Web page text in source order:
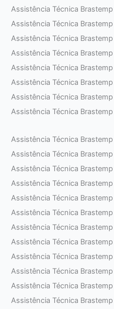
Assistência Técnica Brastemp
Assistência Técnica
Assistência Técnica
Assistência Técnica
Assistência Técnica
Assistência Técnica
Assistência Técnica
Assistência Técnica
Assistência Técnica
Assistência Técnica
Assistência Técnica
Assistência Técnica Brastemp
Assistência Técnica
Assistência Técnica
Assistência Técnica
Assistência Técnica Brastemp
Assistência Técnica Brastemp
Assistência Técnica Brastemp
Assistência Técnica Brastemp
Assistência Técnica